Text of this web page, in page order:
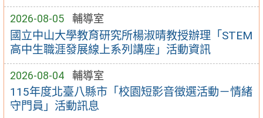
2026-08-05 輔導室
國立中山大學教育研究所楊淑晴教授辦理「STEM
高中生職涯發展線上系列講座」活動資訊
2026-08-04 輔導室
115年度北臺八縣市「校園短影音徵選活動－情緒
守門員」活動訊息